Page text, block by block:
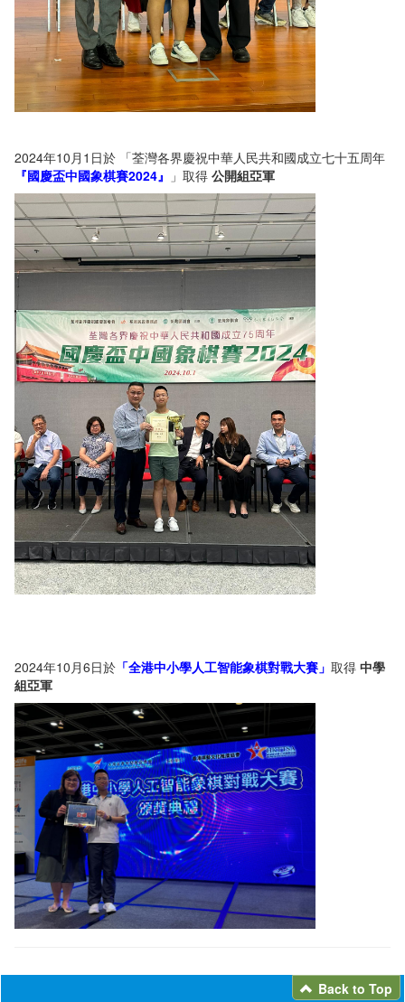
2024年10月1日於 「荃灣各界慶祝中華人民共和國成立七十五周年
『國慶盃中國象棋賽2024』
」取得 公開組亞軍
2024年10月6日於 「全港中小學人工智能象棋對戰大賽」 取得 中學
組亞軍
Back to Top